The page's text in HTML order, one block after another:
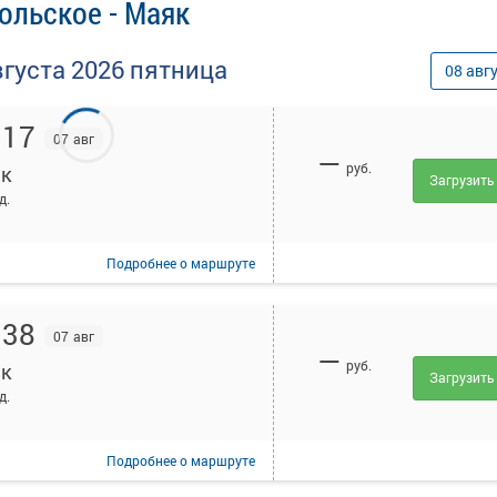
- Маяк
2026 пятница 08
07 авг
Подробнеео маршруте
— руб.
07 авг
Подробнеео маршруте
— руб.